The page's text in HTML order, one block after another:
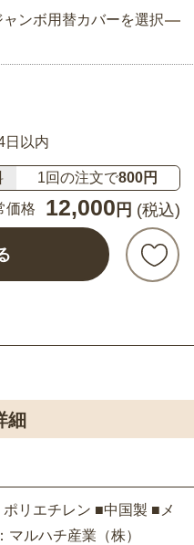
ンボ用替カバーを選択
日以内
1回の注文で800円
価格
12,000 円 (税込)
細
リエチレン ■中国製 ■メ
マルハチ産業（株）